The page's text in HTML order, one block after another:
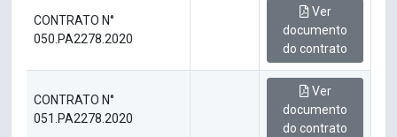
CONTRATO N°
050.PA2278.2020
Ver
documento
do contrato
CONTRATO N°
051.PA2278.2020
Ver
documento
do contrato